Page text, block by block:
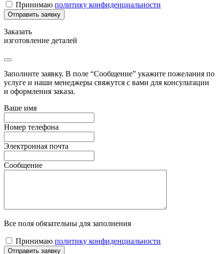
Принимаю политику конфиденциальности
Заказать
изготовление деталей
Заполните заявку. В поле “Сообщение” укажите пожелания по
услуге и наши менеджеры свяжутся с вами для консультации
и оформления заказа.
Ваше имя
Номер телефона
Электронная почта
Сообщение
Все поля обязательны для заполнения
Принимаю политику конфиденциальности